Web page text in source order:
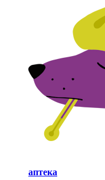
аптека